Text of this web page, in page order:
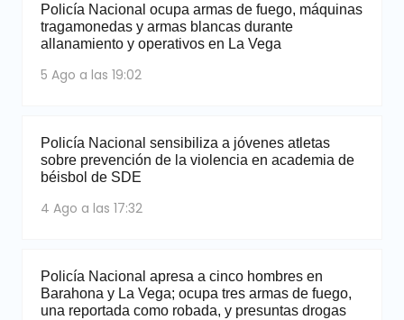
Policía Nacional ocupa armas de fuego, máquinas
tragamonedas y armas blancas durante
allanamiento y operativos en La Vega
5 Ago a las 19:02
Policía Nacional sensibiliza a jóvenes atletas
sobre prevención de la violencia en academia de
béisbol de SDE
4 Ago a las 17:32
Policía Nacional apresa a cinco hombres en
Barahona y La Vega; ocupa tres armas de fuego,
una reportada como robada, y presuntas drogas